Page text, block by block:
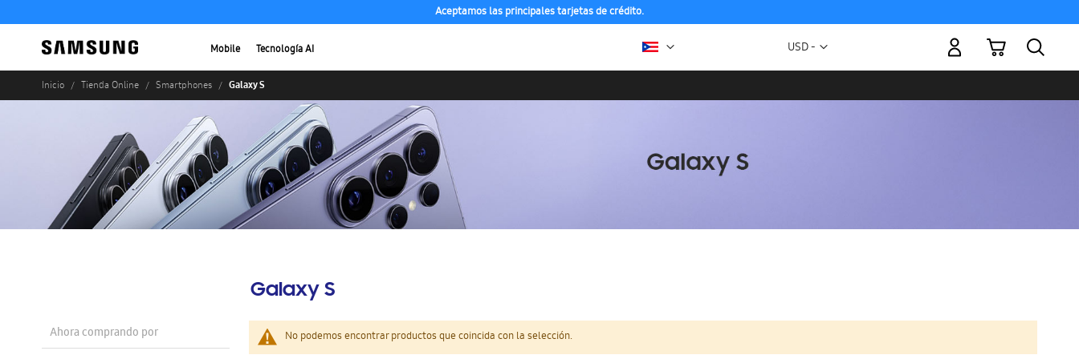
Aceptamos las principales tarjetas de crédito.
Mobile Tecnología AI Moneda
USD -
Mi carrito
Inicio Tienda Online Smartphones Galaxy S
Galaxy S
No podemos encontrar productos que coincida con la selección.
Ahora comprando por